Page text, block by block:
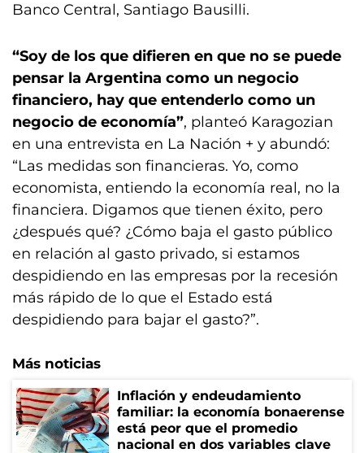
Banco Central, Santiago Bausilli.
“Soy de los que difieren en que no se puede
pensar la Argentina como un negocio
financiero, hay que entenderlo como un
negocio de economía”, planteó Karagozian
en una entrevista en La Nación + y abundó:
“Las medidas son financieras. Yo, como
economista, entiendo la economía real, no la
financiera. Digamos que tienen éxito, pero
¿después qué? ¿Cómo baja el gasto público
en relación al gasto privado, si estamos
despidiendo en las empresas por la recesión
más rápido de lo que el Estado está
despidiendo para bajar el gasto?”.
Más noticias
Inflación y endeudamiento
familiar: la economía bonaerense
está peor que el promedio
nacional en dos variables clave